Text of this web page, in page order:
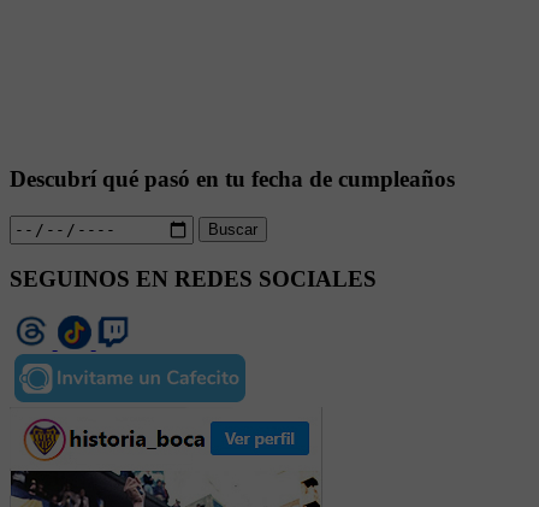
Descubrí qué pasó en tu fecha de cumpleaños
Buscar
SEGUINOS EN REDES SOCIALES